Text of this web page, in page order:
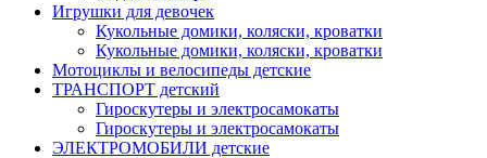
Игрушки для девочек
Кукольные домики, коляски, кроватки
Кукольные домики, коляски, кроватки
Мотоциклы и велосипеды детские
ТРАНСПОРТ детский
Гироскутеры и электросамокаты
Гироскутеры и электросамокаты
ЭЛЕКТРОМОБИЛИ детские